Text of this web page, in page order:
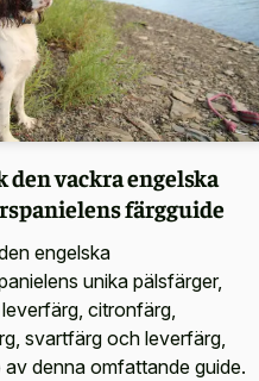
den vackra engelska
färgguide
engelska
unika pälsfärger,
citronfärg,
svartfärg och leverfärg,
av denna omfattande guide.